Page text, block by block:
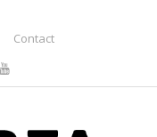
Contact